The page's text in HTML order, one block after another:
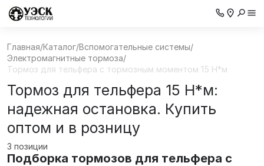
Главная/Каталог/Вспомогательные системы/
Электромагнитные тормоза/
Тормоз для тельфера с тормозным моментом 15 Н*м
Тормоз для тельфера 15 Н*м:
надежная остановка. Купить
оптом и в розницу
3 позиции
Подборка тормозов для тельфера с